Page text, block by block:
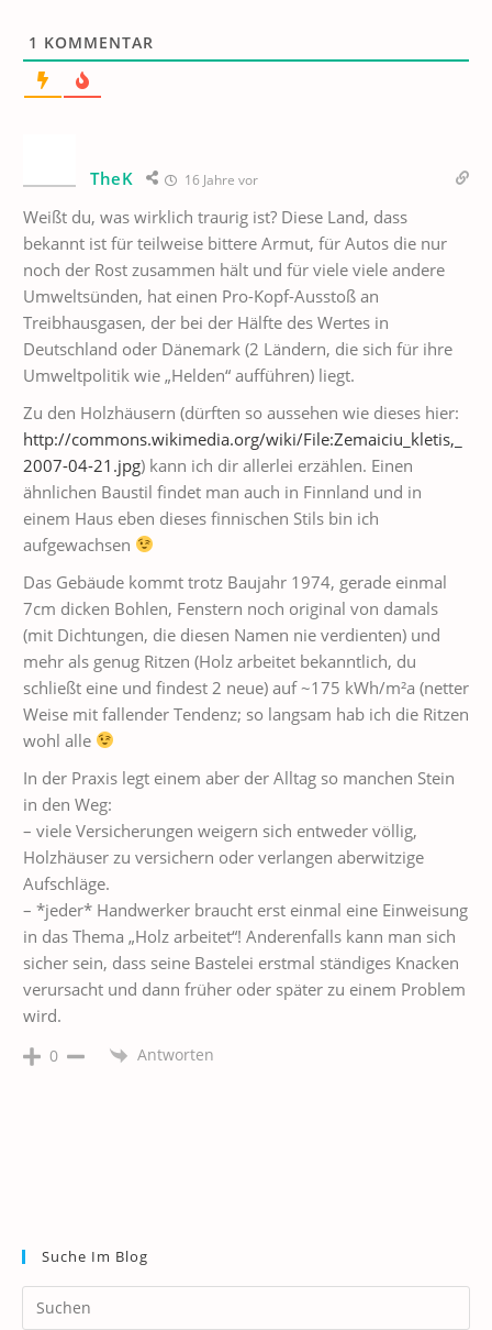
1 KOMMENTAR
TheK 16 Jahre vor
Weißt du, was wirklich traurig ist? Diese Land, dass
bekannt ist für teilweise bittere Armut, für Autos die nur
noch der Rost zusammen hält und für viele viele andere
Umweltsünden, hat einen Pro-Kopf-Ausstoß an
Treibhausgasen, der bei der Hälfte des Wertes in
Deutschland oder Dänemark (2 Ländern, die sich für ihre
Umweltpolitik wie „Helden“ aufführen) liegt.
Zu den Holzhäusern (dürften so aussehen wie dieses hier:
http://commons.wikimedia.org/wiki/File:Zemaiciu_kletis,_
2007-04-21.jpg) kann ich dir allerlei erzählen. Einen
ähnlichen Baustil findet man auch in Finnland und in
einem Haus eben dieses finnischen Stils bin ich
aufgewachsen
Das Gebäude kommt trotz Baujahr 1974, gerade einmal
7cm dicken Bohlen, Fenstern noch original von damals
(mit Dichtungen, die diesen Namen nie verdienten) und
mehr als genug Ritzen (Holz arbeitet bekanntlich, du
schließt eine und findest 2 neue) auf ~175 kWh/m²a (netter
Weise mit fallender Tendenz; so langsam hab ich die Ritzen
wohl alle
In der Praxis legt einem aber der Alltag so manchen Stein
in den Weg:
– viele Versicherungen weigern sich entweder völlig,
Holzhäuser zu versichern oder verlangen aberwitzige
Aufschläge.
– *jeder* Handwerker braucht erst einmal eine Einweisung
in das Thema „Holz arbeitet“! Anderenfalls kann man sich
sicher sein, dass seine Bastelei erstmal ständiges Knacken
verursacht und dann früher oder später zu einem Problem
wird.
0 Antworten
Suche Im Blog